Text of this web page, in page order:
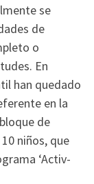
se
de
o
En
han quedado
en la
de
niños, que
‘Activ-